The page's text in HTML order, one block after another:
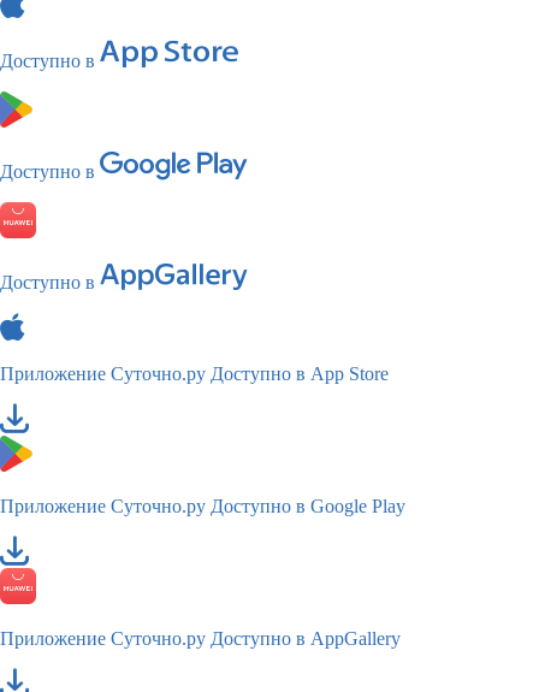
Доступно в
Доступно в
Доступно в
Приложение Суточно.ру Доступно в App Store
Приложение Суточно.ру Доступно в Google Play
Приложение Суточно.ру Доступно в AppGallery